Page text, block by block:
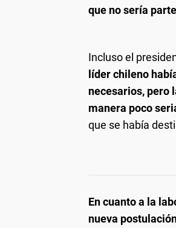
que no sería
Incluso el
líder chileno
necesarios, pero
manera poco
que se había
En cuanto a la
nueva